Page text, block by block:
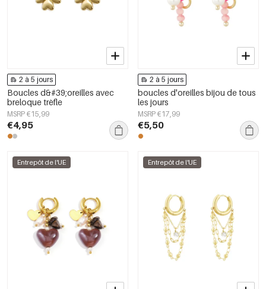
2 à 5 jours
Boucles d&#39;oreilles avec
breloque trèfle
MSRP €15,99
€4,95
2 à 5 jours
boucles d'oreilles bijou de tous
les jours
MSRP €17,99
€5,50
Entrepôt de l'UE Entrepôt de l'UE